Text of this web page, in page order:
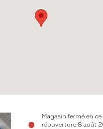
Magasin fermé en
réouverture 8 août